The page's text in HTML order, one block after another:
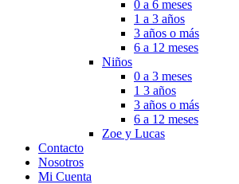
0 a 6 meses
1 a 3 años
3 años o más
6 a 12 meses
Niños
0 a 3 meses
1 3 años
3 años o más
6 a 12 meses
Zoe y Lucas
Contacto
Nosotros
Mi Cuenta